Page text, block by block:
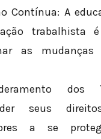
Contínua: A
trabalhista
as mudanças
dos
seus
a se